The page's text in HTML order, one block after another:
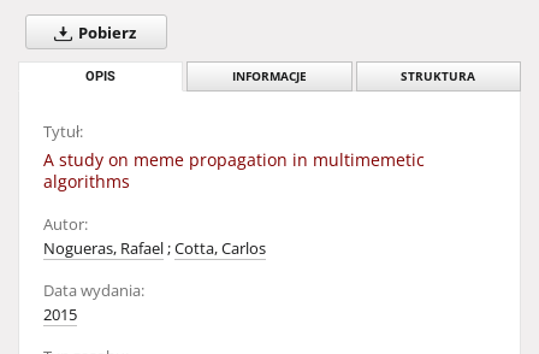
Pobierz
OPIS INFORMACJE STRUKTURA
Tytuł:
A study on meme propagation in multimemetic
algorithms
Autor:
Nogueras, Rafael;Cotta, Carlos
Data wydania:
2015